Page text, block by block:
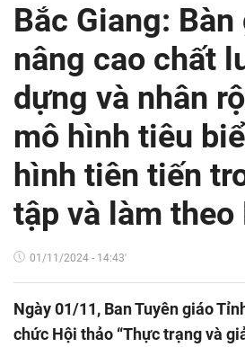
Bắc Giang:
nâng cao chất
dựng và nhân
mô hình tiêu
hình tiên tiến
tập và làm theo
01/11/2024 - 14:43'
Ngày 01/11, Ban Tuyên giáo
chức Hội thảo “Thực trạng và